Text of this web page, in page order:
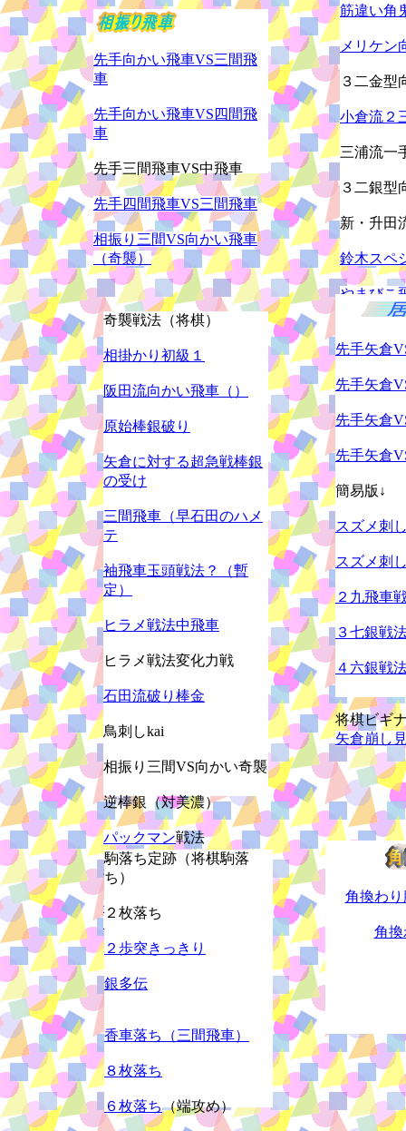
角換わ
角
駒落ち定跡（将棋駒落
ち）
２枚落ち
２歩突きっきり
銀多伝
香車落ち（三間飛車）
８枚落ち
６枚落ち（端攻め）
先手矢倉
先手矢倉
先手矢倉
先手矢倉
簡易版↓
スズメ刺
スズメ刺
２九飛車
３七銀戦
４六銀戦
将棋ビギ
矢倉崩し
奇襲戦法（将棋）
相掛かり初級１
阪田流向かい飛車（）
原始棒銀破り
矢倉に対する超急戦棒銀
の受け
三間飛車（早石田のハメ
テ
袖飛車玉頭戦法？（暫
定）
ヒラメ戦法中飛車
ヒラメ戦法変化力戦
石田流破り棒金
鳥刺しkai
相振り三間VS向かい奇襲
逆棒銀（対美濃）
パックマン戦法
後手角頭歩戦法
錆刀定跡・偽装宗歩四間（暫
）
先手向かい飛車VS三間飛
車
先手向かい飛車VS四間飛
車
先手三間飛車VS中飛車
先手四間飛車VS三間飛車
相振り三間VS向かい飛車
（奇襲）
筋違い角
メリケン
３二金型
小倉流２
三浦流一
３二銀型
新・升田
鈴木スペ
やまびこ